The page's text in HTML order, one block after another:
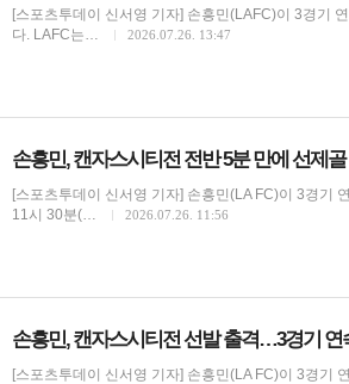
[스포츠투데이 신서영 기자] 손흥민(LAFC)이 3경기
다. LAFC는…
2026.07.26. 13:47
손흥민, 캔자스시티전 전반 5분 만에 선제
[스포츠투데이 신서영 기자] 손흥민(LA FC)이 3경기
11시 30분(…
2026.07.26. 11:56
손흥민, 캔자스시티전 선발 출격…3경기 연
[스포츠투데이 신서영 기자] 손흥민(LA FC)이 3경기